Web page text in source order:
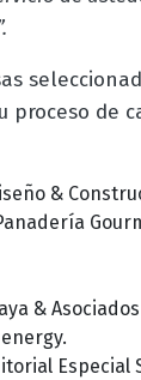
proceso de
&
& Asociados
Especial